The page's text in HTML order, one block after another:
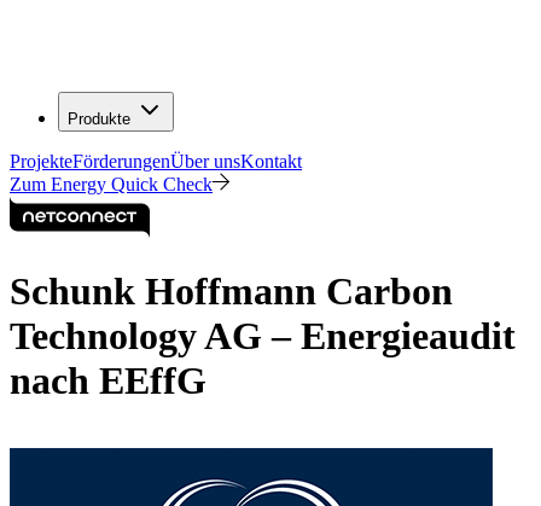
Produkte
ProjekteFörderungenÜber unsKontakt
Zum Energy Quick Check
Schunk Hoffmann Carbon
Technology AG – Energieaudit
nach EEffG